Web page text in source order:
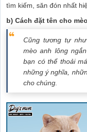
tìm kiếm, săn đón nhất
b) Cách đặt tên cho
Cũng tương tự
mèo anh lông
bạn có thể thoải
những ý nghĩa,
cho chúng.